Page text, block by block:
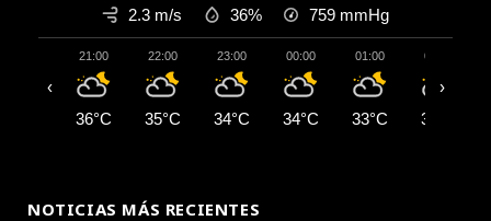
2.3 m/s 36% 759 mmHg
21:00
36°C
22:00
35°C
23:00
34°C
00:00
34°C
01:00
33°C
02:00
33°C
‹ ›
NOTICIAS MÁS RECIENTES